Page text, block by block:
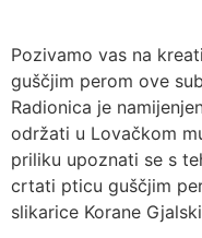
Pozivamo vas na
guščjim perom ove
Radionica je
održati u Lovačkom
priliku upoznati se s
crtati pticu guščjim
slikarice Korane